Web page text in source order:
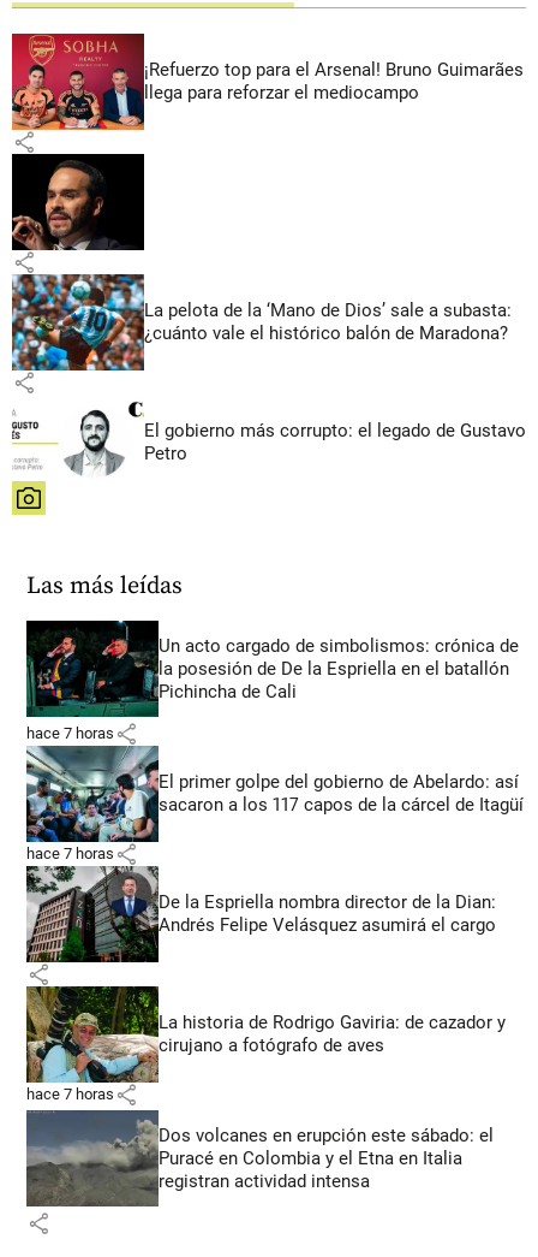
¡Refuerzo top para el Arsenal! Bruno Guimarães
llega para reforzar el mediocampo
share
share
La pelota de la ‘Mano de Dios’ sale a subasta:
¿cuánto vale el histórico balón de Maradona?
share
El gobierno más corrupto: el legado de Gustavo
Petro
share
Las más leídas
Un acto cargado de simbolismos: crónica de
la posesión de De la Espriella en el batallón
Pichincha de Cali
hace 7 horas share
El primer golpe del gobierno de Abelardo: así
sacaron a los 117 capos de la cárcel de Itagüí
hace 7 horas share
De la Espriella nombra director de la Dian:
Andrés Felipe Velásquez asumirá el cargo
share
La historia de Rodrigo Gaviria: de cazador y
cirujano a fotógrafo de aves
hace 7 horas share
Dos volcanes en erupción este sábado: el
Puracé en Colombia y el Etna en Italia
registran actividad intensa
share